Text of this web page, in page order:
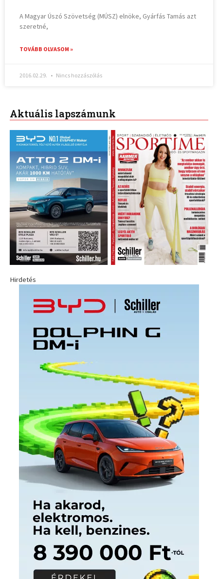
A Magyar Úszó Szövetség (MÚSZ) elnöke, Gyárfás Tamás azt
szeretné,
TOVÁBB OLVASOM »
2016.02.29. Nincs hozzászólás
Aktuális lapszámunk
Hirdetés